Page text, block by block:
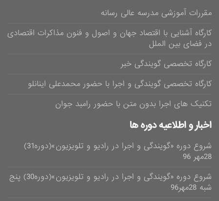
مقررات آموزشی مدرسه عالی رسانه
کارگاه آشنایی با اقتصاد جهان و اصول و فنون مذاکرات اقتصادی
در فضای بین الملل
کارگاه تخصصی گویندگی خبر
کارگاه تخصصی گویندگی و اجرا با حضور محمدعلی اینانلو
تکنیک های اجرا بدون متن با حضور رامبد جوان
اخبار و اطلاعیه دوره ها
شروع دوره «گویندگی و اجرا در رادیو و تلویزیون»(دوره31)
28مهر 96
شروع دوره «گویندگی و اجرا در رادیو و تلویزیون»(دوره30) پنج
شبه 28مهر96